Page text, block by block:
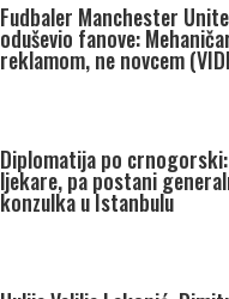
Fudbaler Manchester
oduševio fanove:
reklamom, ne novcem
Diplomatija po
ljekare, pa postani
konzulka u Istanbulu